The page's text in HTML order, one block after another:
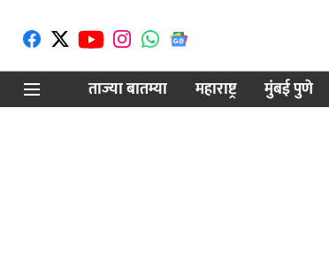
ताज्या बातम्या
महाराष्ट्र मुंबई पुणे